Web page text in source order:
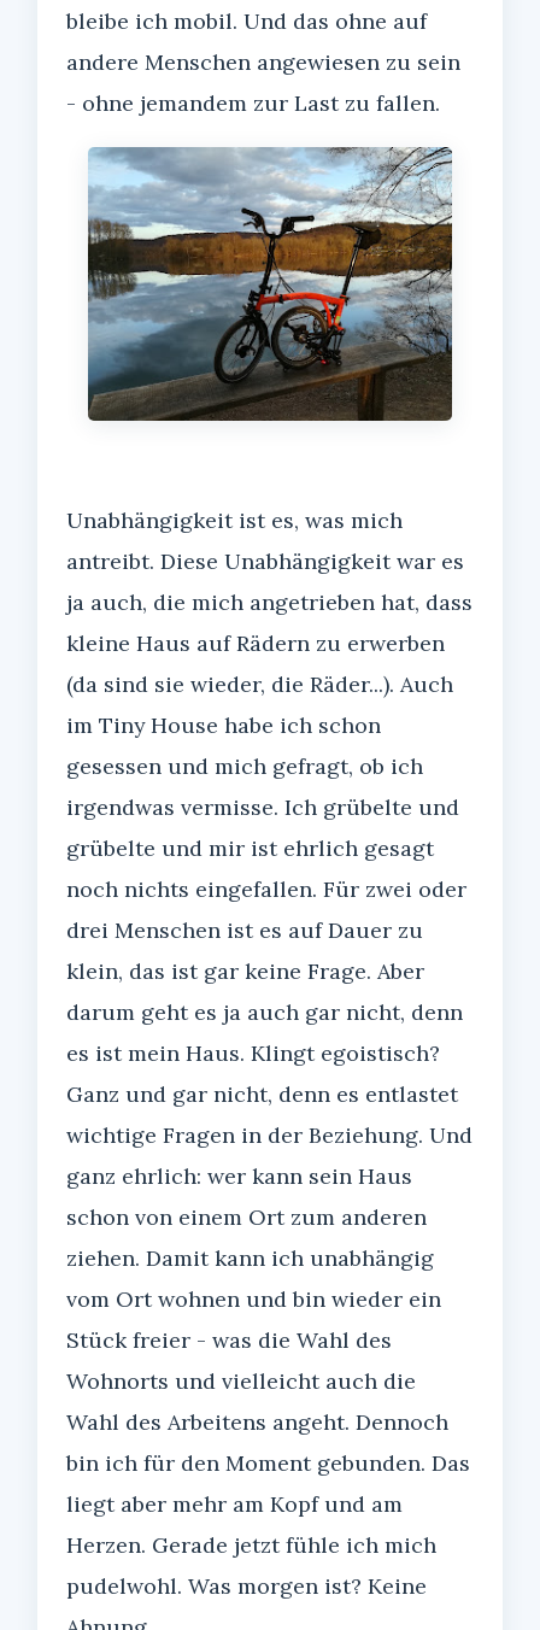
bleibe ich mobil. Und das ohne auf
andere Menschen angewiesen zu sein
- ohne jemandem zur Last zu fallen.
Unabhängigkeit ist es, was mich
antreibt. Diese Unabhängigkeit war es
ja auch, die mich angetrieben hat, dass
kleine Haus auf Rädern zu erwerben
(da sind sie wieder, die Räder...). Auch
im Tiny House habe ich schon
gesessen und mich gefragt, ob ich
irgendwas vermisse. Ich grübelte und
grübelte und mir ist ehrlich gesagt
noch nichts eingefallen. Für zwei oder
drei Menschen ist es auf Dauer zu
klein, das ist gar keine Frage. Aber
darum geht es ja auch gar nicht, denn
es ist mein Haus. Klingt egoistisch?
Ganz und gar nicht, denn es entlastet
wichtige Fragen in der Beziehung. Und
ganz ehrlich: wer kann sein Haus
schon von einem Ort zum anderen
ziehen. Damit kann ich unabhängig
vom Ort wohnen und bin wieder ein
Stück freier - was die Wahl des
Wohnorts und vielleicht auch die
Wahl des Arbeitens angeht. Dennoch
bin ich für den Moment gebunden. Das
liegt aber mehr am Kopf und am
Herzen. Gerade jetzt fühle ich mich
pudelwohl. Was morgen ist? Keine